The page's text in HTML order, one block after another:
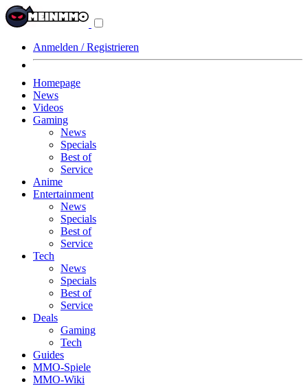
Anmelden / Registrieren
Homepage
News
Videos
Gaming
News
Specials
Best of
Service
Anime
Entertainment
News
Specials
Best of
Service
Tech
News
Specials
Best of
Service
Deals
Gaming
Tech
Guides
MMO-Spiele
MMO-Wiki